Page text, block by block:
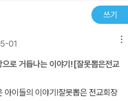
. 그 인물은 초등생들에게는 대통
물은 금도끼와 친구가 되어주고 개교
다.다음날 반 아이들은 치얼스보다
다는 금도끼의 말을 믿어주지 않고
토 초등학교 개교 10주년 행사에
는 전교회장 선거의 공약을 지킬 수
가 왜 인기가 있는지 알 것 같았다.잘
교회장이 되었다고 말할 수는 없지
가 변하는 모습을 통해 어린이 독자
수 있을 것이다.
쓰기
01
로 거듭나는 이야기![잘못뽑은전교
아이들의 이야기!잘못뽑은 전교회장